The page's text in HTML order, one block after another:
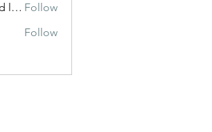
Home depot Credit card login Follow
Follow